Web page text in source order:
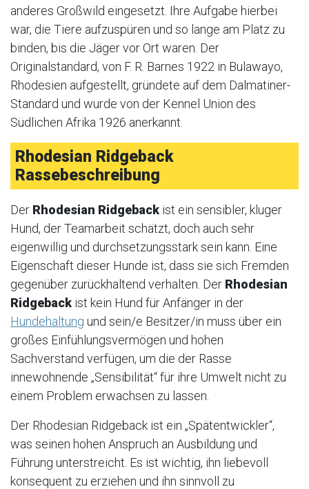
anderes Großwild eingesetzt. Ihre Aufgabe hierbei
war, die Tiere aufzuspüren und so lange am Platz zu
binden, bis die Jäger vor Ort waren. Der
Originalstandard, von F. R. Barnes 1922 in Bulawayo,
Rhodesien aufgestellt, gründete auf dem Dalmatiner-
Standard und wurde von der Kennel Union des
Südlichen Afrika 1926 anerkannt.
Rhodesian Ridgeback
Rassebeschreibung
Der Rhodesian Ridgeback ist ein sensibler, kluger
Hund, der Teamarbeit schätzt, doch auch sehr
eigenwillig und durchsetzungsstark sein kann. Eine
Eigenschaft dieser Hunde ist, dass sie sich Fremden
gegenüber zurückhaltend verhalten. Der Rhodesian
Ridgeback ist kein Hund für Anfänger in der
Hundehaltung und sein/e Besitzer/in muss über ein
großes Einfühlungsvermögen und hohen
Sachverstand verfügen, um die der Rasse
innewohnende „Sensibilität“ für ihre Umwelt nicht zu
einem Problem erwachsen zu lassen.
Der Rhodesian Ridgeback ist ein „Spätentwickler“,
was seinen hohen Anspruch an Ausbildung und
Führung unterstreicht. Es ist wichtig, ihn liebevoll
konsequent zu erziehen und ihn sinnvoll zu